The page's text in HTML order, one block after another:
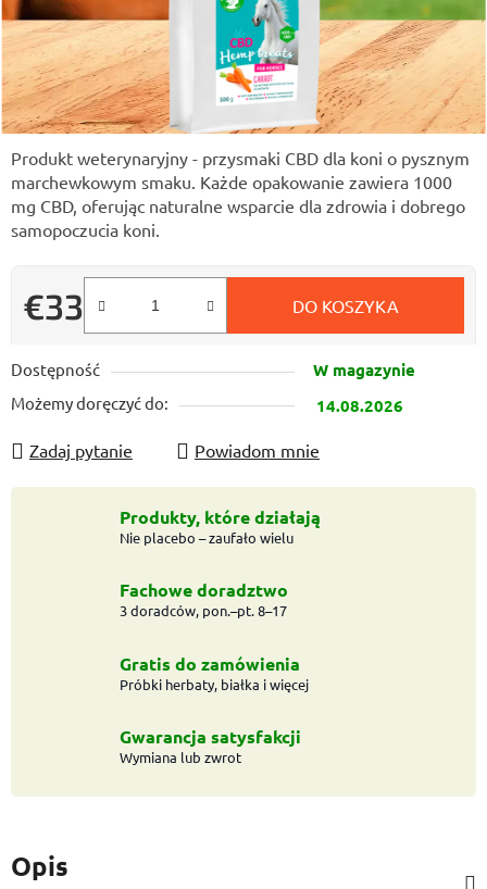
Produkt weterynaryjny - przysmaki CBD dla koni o pysznym
marchewkowym smaku. Każde opakowanie zawiera 1000
mg CBD, oferując naturalne wsparcie dla zdrowia i dobrego
samopoczucia koni.
€33
Cena jednostkowa:
DO KOSZYKA
Dostępność W magazynie
Możemy doręczyć do: 14.08.2026
Zadaj pytanie Powiadom mnie
Produkty, które działają
Nie placebo – zaufało wielu
Fachowe doradztwo
3 doradców, pon.–pt. 8–17
Gratis do zamówienia
Próbki herbaty, białka i więcej
Gwarancja satysfakcji
Wymiana lub zwrot
Opis